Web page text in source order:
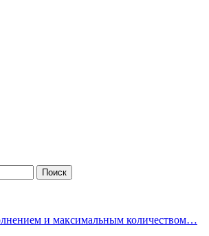
и максимальным количеством…